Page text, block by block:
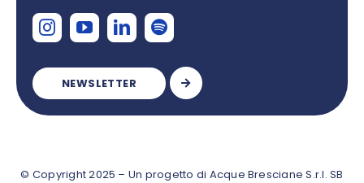
NEWSLETTER
© Copyright 2025 – Un progetto di Acque Bresciane S.r.l. SB